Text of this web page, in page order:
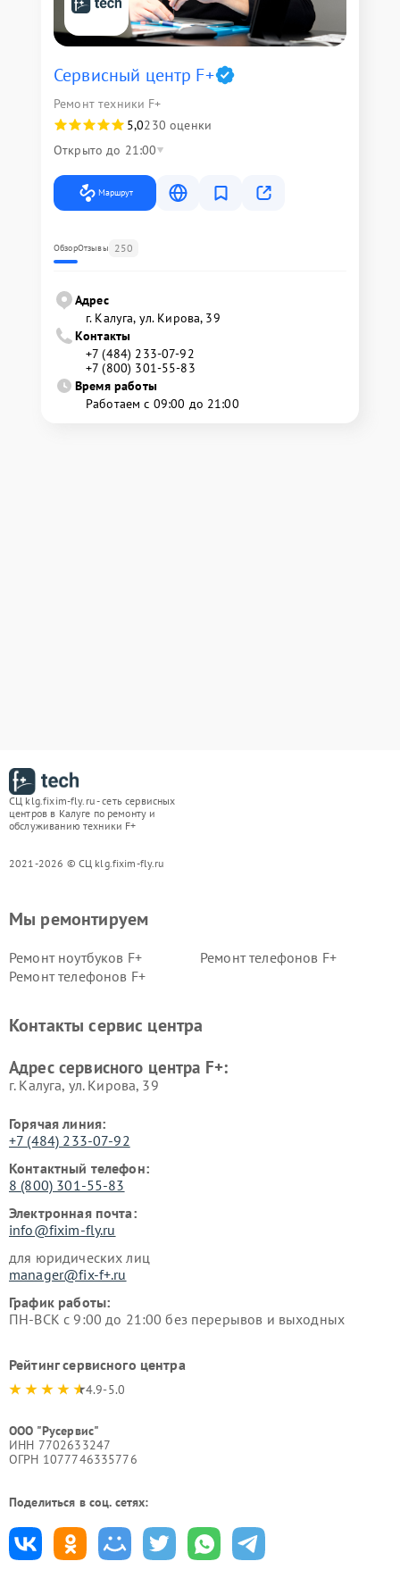
Сервисный центр F+
Ремонт техники F+
5,0230 оценки
Открыто до 21:00
Маршрут
ОбзорОтзывы 250
Адрес
г. Калуга, ул. Кирова, 39
Контакты
+7 (484) 233-07-92
+7 (800) 301-55-83
Время работы
Работаем с 09:00 до 21:00
СЦ klg.fixim-fly.ru - сеть сервисных
центров в Калуге по ремонту и
обслуживанию техники F+
2021-2026 © СЦ klg.fixim-fly.ru
Мы ремонтируем
Ремонт ноутбуков F+
Ремонт телефонов F+
Ремонт телефонов F+
Контакты сервис центра
Адрес сервисного центра F+:
г. Калуга, ул. Кирова, 39
Горячая линия:
+7 (484) 233-07-92
Контактный телефон:
8 (800) 301-55-83
Электронная почта:
info@fixim-fly.ru
для юридических лиц
manager@fix-f+.ru
График работы:
ПН-ВСК с 9:00 до 21:00 без перерывов и выходных
Рейтинг сервисного центра
4.9-5.0
ООО "Русервис"
ИНН 7702633247
ОГРН 1077746335776
Поделиться в соц. сетях: